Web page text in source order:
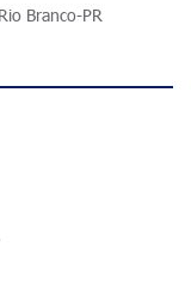
Branco-PR